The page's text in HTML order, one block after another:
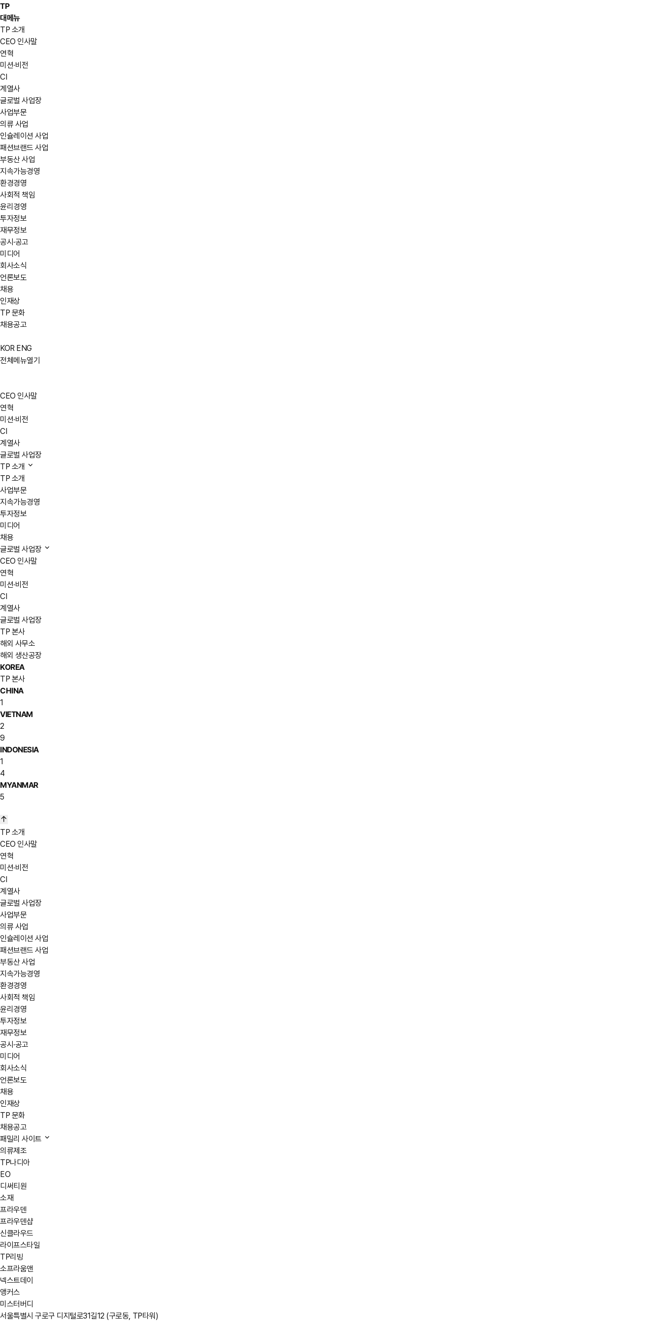
TP
대메뉴
TP 소개
CEO 인사말
연혁
미션·비전
CI
계열사
글로벌 사업장
사업부문
의류 사업
인슐레이션 사업
패션브랜드 사업
부동산 사업
지속가능경영
환경경영
사회적 책임
윤리경영
투자정보
재무정보
공시·공고
미디어
회사소식
언론보도
채용
인재상
TP 문화
채용공고
KOR ENG
전체메뉴열기
CEO 인사말
연혁
미션·비전
CI
계열사
글로벌 사업장
TP 소개
TP 소개
사업부문
지속가능경영
투자정보
미디어
채용
글로벌 사업장
CEO 인사말
연혁
미션·비전
CI
계열사
글로벌 사업장
TP 본사
해외 사무소
해외 생산공장
KOREA
TP 본사
CHINA
1
VIETNAM
2
9
INDONESIA
1
4
MYANMAR
5
TP 소개
CEO 인사말
연혁
미션·비전
CI
계열사
글로벌 사업장
사업부문
의류 사업
인슐레이션 사업
패션브랜드 사업
부동산 사업
지속가능경영
환경경영
사회적 책임
윤리경영
투자정보
재무정보
공시·공고
미디어
회사소식
언론보도
채용
인재상
TP 문화
채용공고
패밀리 사이트
의류제조
TP나디아
EO
디써티원
소재
프라우덴
프라우덴샵
신클라우드
라이프스타일
TP리빙
소프라움앤
넥스트데이
앵커스
미스터버디
서울특별시 구로구 디지털로31길12 (구로동, TP타워)